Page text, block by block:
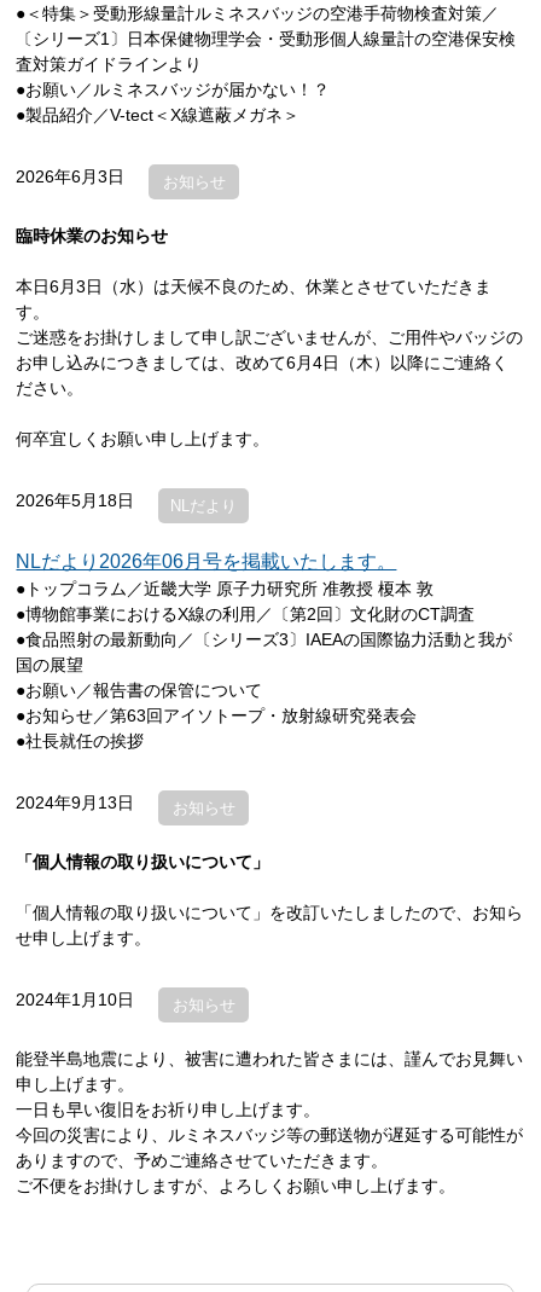
●＜特集＞受動形線量計ルミネスバッジの空港手荷物検査対策／
〔シリーズ1〕日本保健物理学会・受動形個人線量計の空港保安検
査対策ガイドラインより
●お願い／ルミネスバッジが届かない！？
●製品紹介／V-tect＜X線遮蔽メガネ＞
2026年6月3日 お知らせ
臨時休業のお知らせ
本日6月3日（水）は天候不良のため、休業とさせていただきま
す。
ご迷惑をお掛けしまして申し訳ございませんが、ご用件やバッジの
お申し込みにつきましては、改めて6月4日（木）以降にご連絡く
ださい。
何卒宜しくお願い申し上げます。
2026年5月18日 NLだより
NLだより2026年06月号を掲載いたします。
●トップコラム／近畿大学 原子力研究所 准教授 榎本 敦
●博物館事業におけるX線の利用／〔第2回〕文化財のCT調査
●食品照射の最新動向／〔シリーズ3〕IAEAの国際協力活動と我が
国の展望
●お願い／報告書の保管について
●お知らせ／第63回アイソトープ・放射線研究発表会
●社長就任の挨拶
2024年9月13日 お知らせ
「個人情報の取り扱いについて」
「個人情報の取り扱いについて」を改訂いたしましたので、お知ら
せ申し上げます。
2024年1月10日 お知らせ
能登半島地震により、被害に遭われた皆さまには、謹んでお見舞い
申し上げます。
一日も早い復旧をお祈り申し上げます。
今回の災害により、ルミネスバッジ等の郵送物が遅延する可能性が
ありますので、予めご連絡させていただきます。
ご不便をお掛けしますが、よろしくお願い申し上げます。